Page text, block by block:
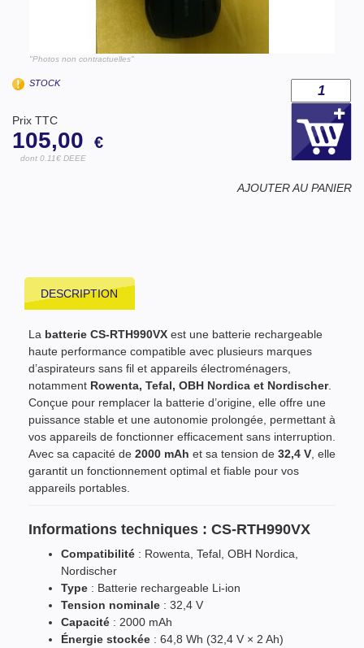
"Photos non contractuelles"
STOCK
Prix TTC
105,00 €
dont 0.11€ DEEE
AJOUTER AU PANIER
DESCRIPTION
La batterie CS-RTH990VX est une batterie rechargeable
haute performance compatible avec plusieurs marques
d’aspirateurs sans fil et appareils électroménagers,
notamment Rowenta, Tefal, OBH Nordica et Nordischer.
Conçue pour remplacer la batterie d’origine, elle offre une
puissance stable et une autonomie prolongée, permettant à
vos appareils de fonctionner efficacement sans interruption.
Avec sa capacité de 2000 mAh et sa tension de 32,4 V , elle
garantit un fonctionnement optimal et fiable pour vos
appareils portables.
Informations techniques : CS-RTH990VX
Compatibilité : Rowenta, Tefal, OBH Nordica,
Nordischer
Type : Batterie rechargeable Li-ion
Tension nominale : 32,4 V
Capacité : 2000 mAh
Énergie stockée : 64,8 Wh (32,4 V × 2 Ah)